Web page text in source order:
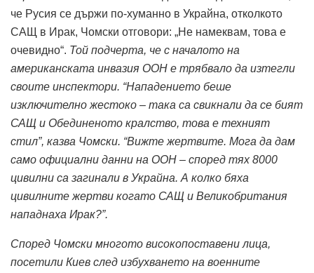
че Русия се държи по-хуманно в Украйна, отколкото
САЩ в Ирак, Чомски отговори: „Не намеквам, това е
очевидно“. Той подчерта, че с началото на
американската инвазия ООН е трябвало да изтегли
своите инспектори. “Нападението беше
изключително жестоко – така са свикнали да се бият
САЩ и Обединеното кралство, това е техният
стил”, казва Чомски. “Вижте жертвите. Мога да дам
само официални данни на ООН – според тях 8000
цивилни са загинали в Украйна. А колко бяха
цивилните жертви когато САЩ и Великобритания
нападнаха Ирак?”.
Според Чомски многото високопоставени лица,
посетили Киев след избухването на военните